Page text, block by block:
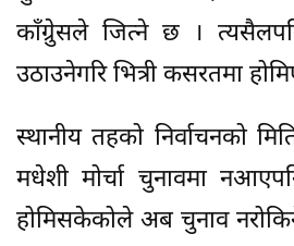
काँग्रेुसले जित्ने छ ।
उठाउनेगरि भित्री कसरतमा
स्थानीय तहको निर्वाचनको
मधेशी मोर्चा चुनावमा
होमिसकेकोले अब चुनाव